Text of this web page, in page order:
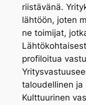
riistävänä.
lähtöön, joten
ne toimijat,
profiloitua
taloudellinen ja
Kulttuurinen